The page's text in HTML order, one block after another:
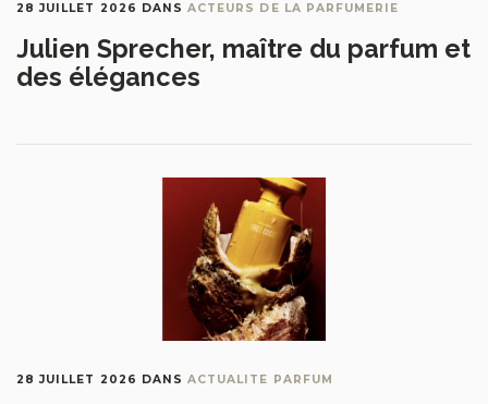
28 JUILLET 2026 DANSACTEURS DE LA PARFUMERIE
Julien Sprecher, maître du parfum et
des élégances
28 JUILLET 2026 DANSACTUALITE PARFUM